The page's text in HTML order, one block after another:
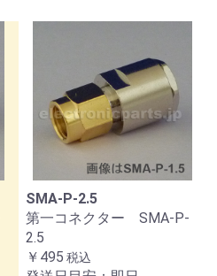
SMA-P-2.5
第一コネクター SMA-P-
2.5
￥495 税込